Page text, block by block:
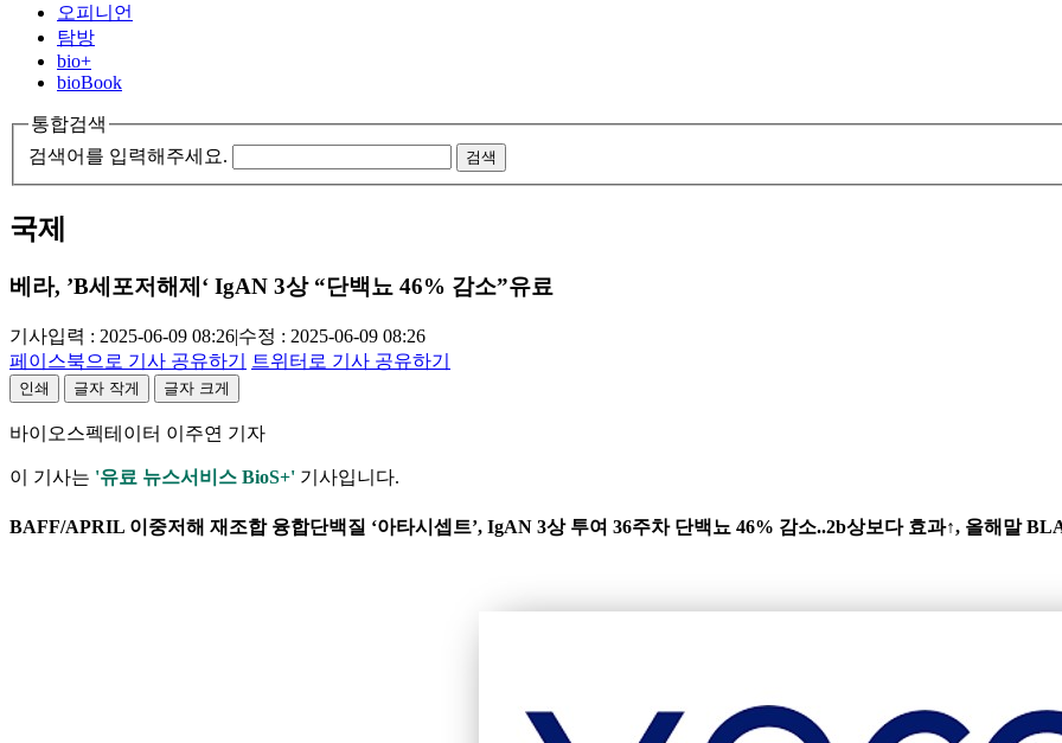
오피니언
탐방
bio+
bioBook
통합검색
검색어를 입력해주세요.
검색
국제
베라, ’B세포저해제‘ IgAN 3상 “단백뇨 46% 감소”유료
기사입력 : 2025-06-09 08:26|수정 : 2025-06-09 08:26
페이스북으로 기사 공유하기
트위터로 기사 공유하기
인쇄 글자 작게 글자 크게
바이오스펙테이터 이주연 기자
이 기사는 '유료 뉴스서비스 BioS+' 기사입니다.
BAFF/APRIL 이중저해 재조합 융합단백질 ‘아타시셉트’, IgAN 3상 투여 36주차 단백뇨 46% 감소..2b상보다 효과↑, 올해말